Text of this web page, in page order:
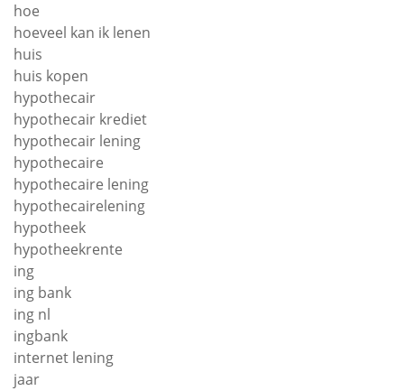
hoe
hoeveel kan ik lenen
huis
huis kopen
hypothecair
hypothecair krediet
hypothecair lening
hypothecaire
hypothecaire lening
hypothecairelening
hypotheek
hypotheekrente
ing
ing bank
ing nl
ingbank
internet lening
jaar